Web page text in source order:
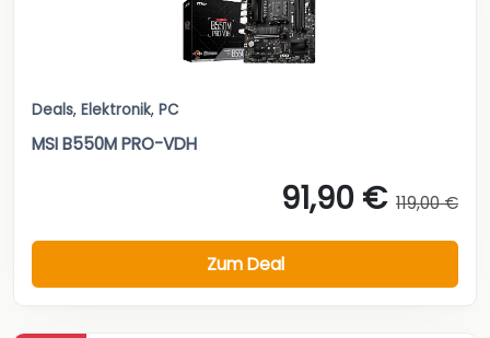
Deals, Elektronik, PC
MSI B550M PRO-VDH
91,90 € 119,00 €
Zum Deal